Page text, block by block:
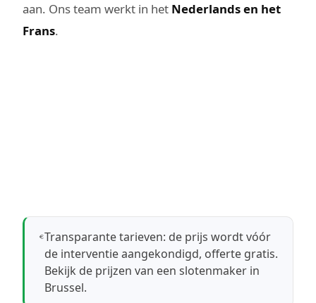
aan. Ons team werkt in het Nederlands en het
Frans.
Transparante tarieven: de prijs wordt vóór
de interventie aangekondigd, offerte gratis.
Bekijk de prijzen van een slotenmaker in
Brussel.